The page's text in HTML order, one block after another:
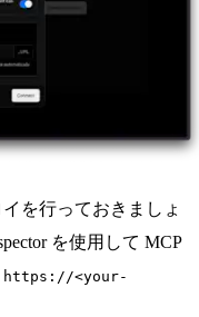
を行っておきましょ
を使用して MCP
https://<your-